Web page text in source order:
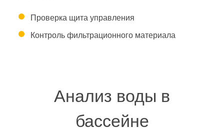
Проверка щита управления
Контроль фильтрационного материала
Анализ воды в
бассейне